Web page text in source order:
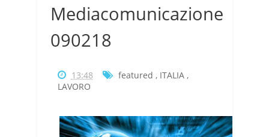
Mediacomunicazione
090218
13:48 featured , ITALIA,
LAVORO